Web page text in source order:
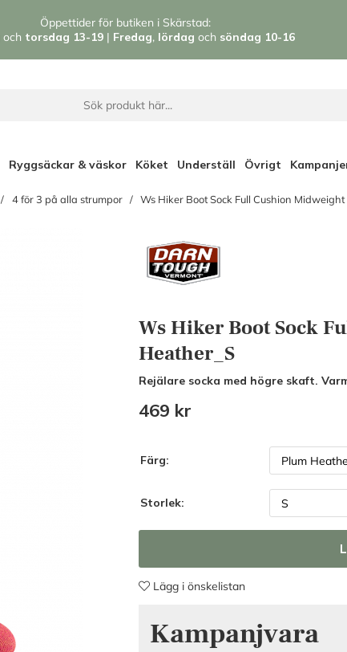
Öppettider för butiken i Skärstad:
och torsdag 13-19 | Fredag, lördag och söndag 10-16
Ryggsäckar & väskor Köket Underställ Övrigt
4 för 3 på alla strumpor Ws Hiker Boot Sock Full Cushion Midweight
Ws Hiker Boot Sock
Heather_S
Rejälare socka med högre skaft.
469 kr
Färg:
Storlek:
Lägg i önskelistan
Kampanjvara